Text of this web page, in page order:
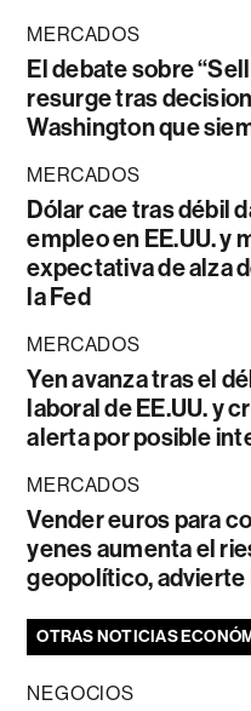
MERCADOS
El debate sobre
resurge tras
Washington que
MERCADOS
Dólar cae tras débil
empleo en EE.UU. y
expectativa de alza
la Fed
MERCADOS
Yen avanza tras el
laboral de EE.UU. y
alerta por posible
MERCADOS
Vender euros para
yenes aumenta el
geopolítico,
OTRAS NOTICIAS
NEGOCIOS